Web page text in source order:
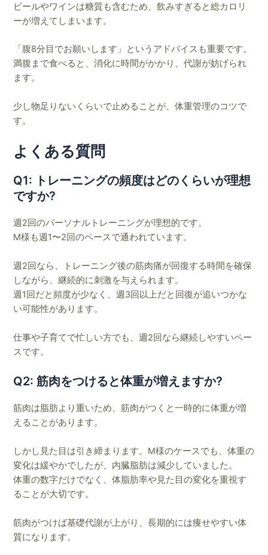
ビールやワインは糖質も含むため、飲みすぎると総カロリ
ーが増えてしまいます。
「腹8分目でお願いします」というアドバイスも重要です。
満腹まで食べると、消化に時間がかかり、代謝が妨げられ
ます。
少し物足りないくらいで止めることが、体重管理のコツで
す。
よくある質問
Q1: トレーニングの頻度はどのくらいが理想
ですか?
週2回のパーソナルトレーニングが理想的です。
M様も週1〜2回のペースで通われています。
週2回なら、トレーニング後の筋肉痛が回復する時間を確保
しながら、継続的に刺激を与えられます。
週1回だと頻度が少なく、週3回以上だと回復が追いつかな
い可能性があります。
仕事や子育てで忙しい方でも、週2回なら継続しやすいペー
スです。
Q2: 筋肉をつけると体重が増えますか?
筋肉は脂肪より重いため、筋肉がつくと一時的に体重が増
えることがあります。
しかし見た目は引き締まります。M様のケースでも、体重の
変化は緩やかでしたが、内臓脂肪は減少していました。
体重の数字だけでなく、体脂肪率や見た目の変化を重視す
ることが大切です。
筋肉がつけば基礎代謝が上がり、長期的には痩せやすい体
質になります。